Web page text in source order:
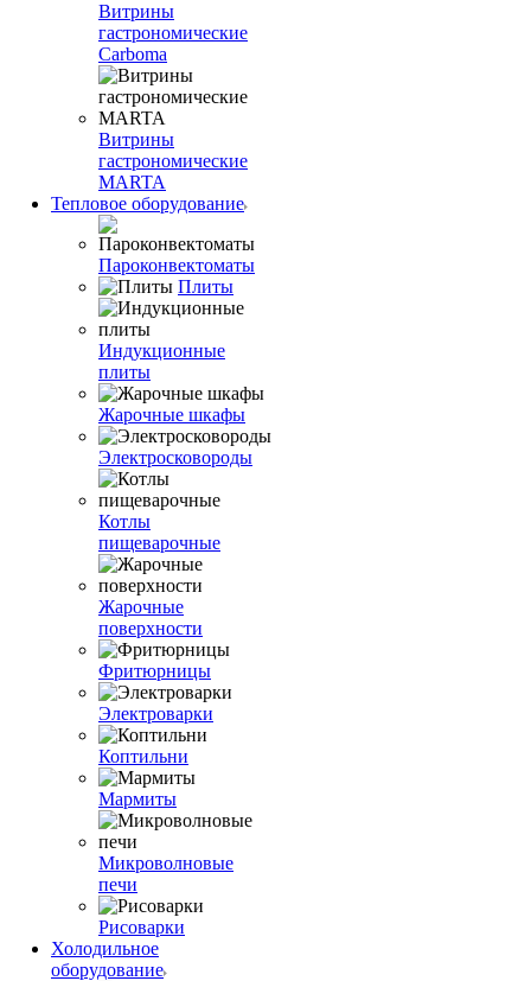
Витрины
гастрономические
Carboma
Витрины
гастрономические
MARTA
Тепловое оборудование
Пароконвектоматы
Плиты
Индукционные
плиты
Жарочные шкафы
Электросковороды
Котлы
пищеварочные
Жарочные
поверхности
Фритюрницы
Электроварки
Коптильни
Мармиты
Микроволновые
печи
Рисоварки
Холодильное
оборудование